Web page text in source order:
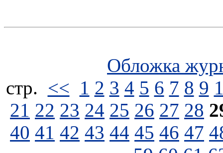
Обложка
стp. << 1 2 3 4 5 6 7 8 9
21 22 23 24 25 26 27 28
40 41 42 43 44 45 46 47